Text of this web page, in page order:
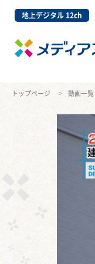
地上デジタル 12ch
トップページ 動画一覧